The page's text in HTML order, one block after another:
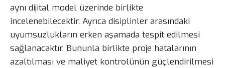
aynı dijital model üzerinde birlikte
incelenebilecektir. Ayrıca disiplinler arasındaki
uyumsuzlukların erken aşamada tespit edilmesi
sağlanacaktır. Bununla birlikte proje hatalarının
azaltılması ve maliyet kontrolünün güçlendirilmesi